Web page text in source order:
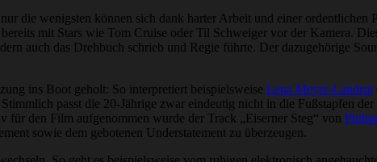
die wenigsten können sich dank harter Arbeit und einer
mit Stars wie Tom Cruise oder Til Schweiger vor der Kamera.
auch das Drehbuch schrieb und Regie führte. Der dazugehörige
ins Boot geholt: So interpretiert beispielsweise Lena Meyer-Landrut
passt die 20-Jährige zwar eindeutig nicht in die Fußstapfen
den Film aufgenommen wurde der Track „Eiserner Steg“ von
sowie dem gebotenen Understatement zu überzeugen.